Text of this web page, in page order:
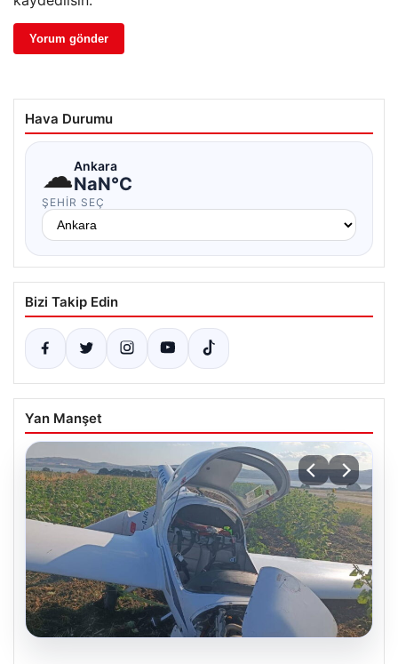
Hava Durumu
☁Ankara
NaN°C
ŞEHIR SEÇ
Bizi Takip Edin
Yan Manşet